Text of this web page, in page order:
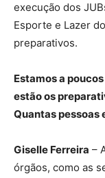
execução dos
Esporte e Lazer
preparativos.
Estamos a
estão os
Quantas
Giselle Ferreira –
órgãos, como as